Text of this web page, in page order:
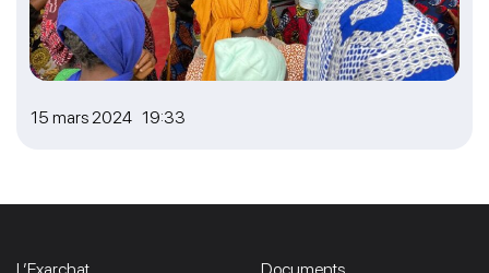
15 mars 2024 19:33